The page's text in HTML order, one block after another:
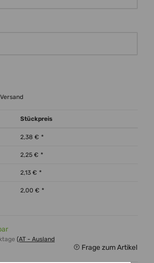
Versand
Stückpreis
2,38 € *
2,25 € *
2,13 € *
2,00 € *
(AT - Ausland
Frage zum Artikel